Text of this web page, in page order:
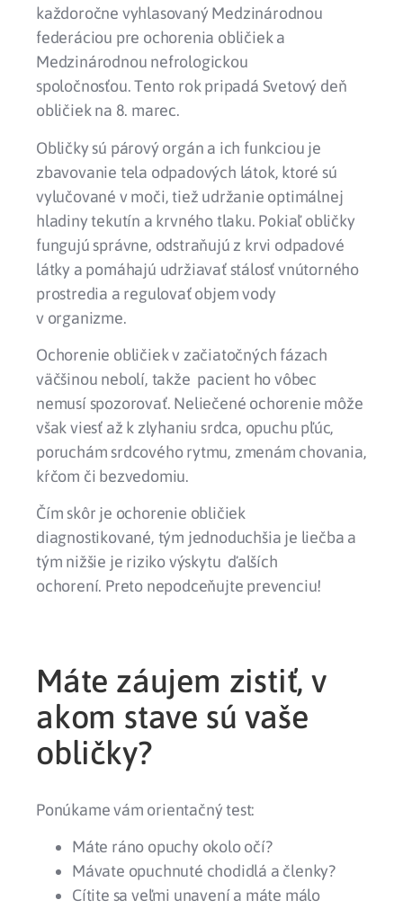
každoročne vyhlasovaný Medzinárodnou
federáciou pre ochorenia obličiek a
Medzinárodnou nefrologickou
spoločnosťou. Tento rok pripadá Svetový deň
obličiek na 8. marec.
Obličky sú párový orgán a ich funkciou je
zbavovanie tela odpadových látok, ktoré sú
vylučované v moči, tiež udržanie optimálnej
hladiny tekutín a krvného tlaku. Pokiaľ obličky
fungujú správne, odstraňujú z krvi odpadové
látky a pomáhajú udržiavať stálosť vnútorného
prostredia a regulovať objem vody
v organizme.
Ochorenie obličiek v začiatočných fázach
väčšinou nebolí, takže pacient ho vôbec
nemusí spozorovať. Neliečené ochorenie môže
však viesť až k zlyhaniu srdca, opuchu pľúc,
poruchám srdcového rytmu, zmenám chovania,
kŕčom či bezvedomiu.
Čím skôr je ochorenie obličiek
diagnostikované, tým jednoduchšia je liečba a
tým nižšie je riziko výskytu ďalších
ochorení. Preto nepodceňujte prevenciu!
Máte záujem zistiť, v
akom stave sú vaše
obličky?
Ponúkame vám orientačný test:
Máte ráno opuchy okolo očí?
Mávate opuchnuté chodidlá a členky?
Cítite sa veľmi unavení a máte málo